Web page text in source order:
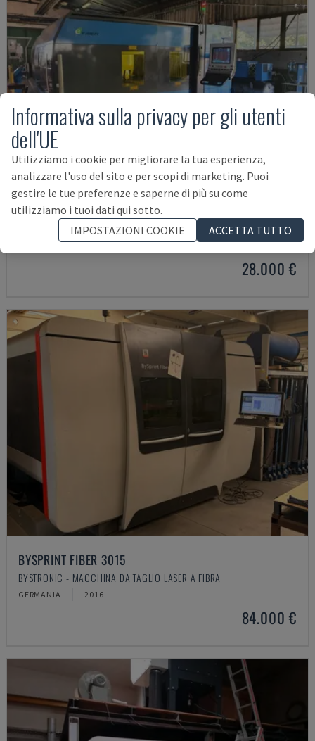
PLATINO FIBER
PRIMA POWER - MACCHINA DA TAGLIO LASER A FIBRA
SLOVACCHIA 2014 26.437 ORE
28.000 €
BYSPRINT FIBER 3015
BYSTRONIC - MACCHINA DA TAGLIO LASER A FIBRA
GERMANIA 2016
84.000 €
Informativa sulla privacy per gli utenti
dell'UE
Utilizziamo i cookie per migliorare la tua esperienza,
analizzare l'uso del sito e per scopi di marketing. Puoi
gestire le tue preferenze e saperne di più su come
utilizziamo i tuoi dati qui sotto.
IMPOSTAZIONI COOKIE
ACCETTA TUTTO